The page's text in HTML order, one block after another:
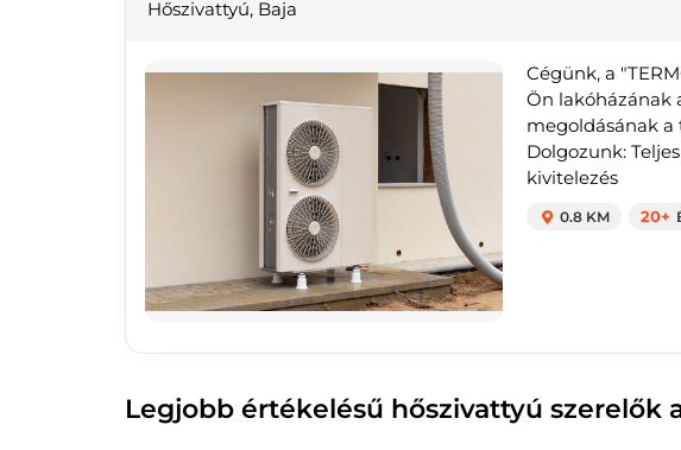
Hőszivattyú, Baja
Cégünk, a
Ön lakóházának
megoldásának a
Dolgozunk:
kivitelezés
0.8 KM 20+
Legjobb értékelésű hőszivattyú szerelők